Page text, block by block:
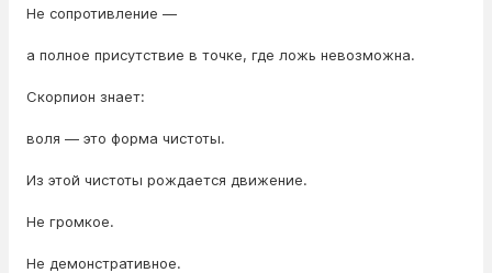
Не сопротивление —
а полное присутствие в точке, где ложь невозможна.
Скорпион знает:
воля — это форма чистоты.
Из этой чистоты рождается движение.
Не громкое.
Не демонстративное.